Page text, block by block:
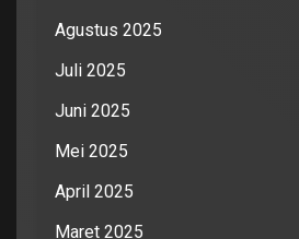
Agustus 2025
Juli 2025
Juni 2025
Mei 2025
April 2025
Maret 2025